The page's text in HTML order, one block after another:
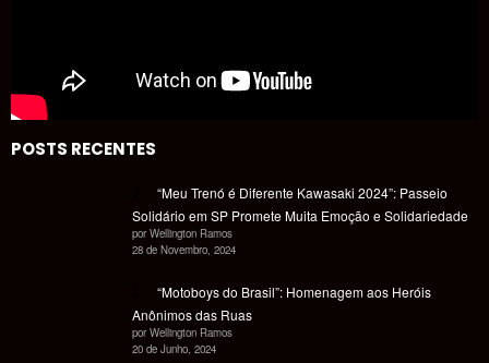
POSTS RECENTES
“Meu Trenó é Diferente Kawasaki 2024”: Passeio
Solidário em SP Promete Muita Emoção e Solidariedade
por Wellington Ramos
28 de Novembro, 2024
“Motoboys do Brasil”: Homenagem aos Heróis
Anônimos das Ruas
por Wellington Ramos
20 de Junho, 2024